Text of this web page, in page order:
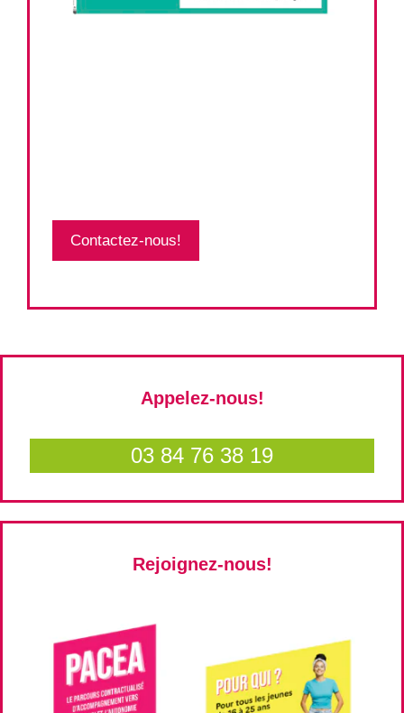
Contactez-nous!
Appelez-nous!
03 84 76 38 19
Rejoignez-nous!